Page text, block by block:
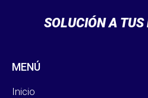
SOLUCIÓN A
MENÚ
Inicio